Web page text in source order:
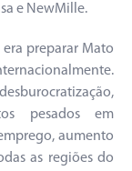
e NewMille.
preparar Mato
pesados em
aumento
as regiões do